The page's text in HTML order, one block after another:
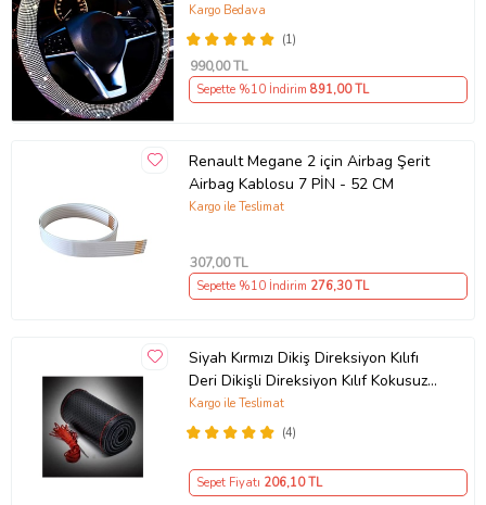
(1)
Kargo Bedava
990,00 TL
Sepette %10 İndirim 891,00 TL
Renault Megane 2 için Airbag Şerit
Airbag Kablosu 7 PİN - 52 CM
Kargo ile Teslimat
307,00 TL
Sepette %10 İndirim 276,30 TL
Siyah Kırmızı Dikiş Direksiyon Kılıfı
Deri Dikişli Direksiyon Kılıf Kokusuz
Kılıf
(4)
Kargo ile Teslimat
Sepet Fiyatı 206,10 TL